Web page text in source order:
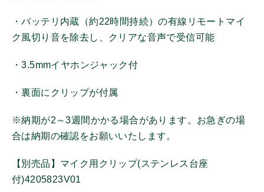
・バッテリ内蔵（約22時間持続）の有線リモートマイ
ク風切り音を除去し、クリアな音声で受信可能
・3.5mmイヤホンジャック付
・裏面にクリップが付属
※納期が2～3週間かかる場合があります。お急ぎの場
合は納期の確認をお願いいたします。
【別売品】マイク用クリップ(ステンレス台座
付)4205823V01
その他
その他機器
固定局/車載機アンテナ
スピーカーマイク
ヘッドセット
イヤホン